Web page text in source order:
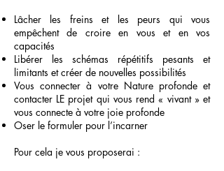
Lâcher les freins et les peurs qui vous
empêchent de croire en vous et en vos
capacités
Libérer les schémas répétitifs pesants et
limitants et créer de nouvelles possibilités
Vous connecter à votre Nature profonde et
contacter LE projet qui vous rend « vivant » et
vous connecte à votre joie profonde
Oser le formuler pour l’incarner
Pour cela je vous proposerai :